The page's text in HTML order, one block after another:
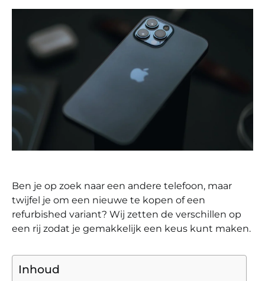
Ben je op zoek naar een andere telefoon, maar
twijfel je om een nieuwe te kopen of een
refurbished variant? Wij zetten de verschillen op
een rij zodat je gemakkelijk een keus kunt maken.
Inhoud